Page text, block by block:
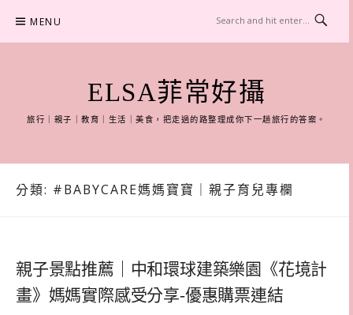
content
MENU
ELSA菲常好攝
旅行｜親子｜教育｜生活｜美食，把走過的路整理成你下一趟旅行的答案。
分類: #BABYCARE媽媽寶寶｜親子育兒專欄
親子景點推薦｜中和環球建築樂園《花境計
畫》媽媽實際感受分享-優惠購票連結